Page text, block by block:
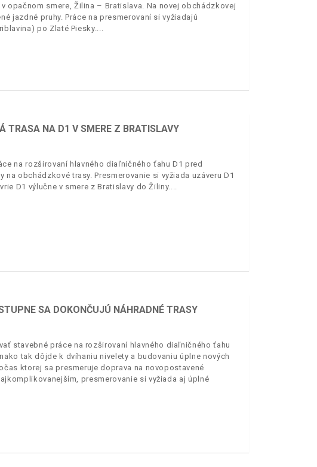
opačnom smere, Žilina – Bratislava. Na novej obchádzkovej
jazdné pruhy. Práce na presmerovaní si vyžiadajú
po Zlaté Piesky.
TRASA NA D1 V SMERE Z BRATISLAVY
na rozširovaní hlavného diaľničného ťahu D1 pred
obchádzkové trasy. Presmerovanie si vyžiada uzáveru D1
D1 výlučne v smere z Bratislavy do Žiliny.
SA DOKONČUJÚ NÁHRADNÉ TRASY
stavebné práce na rozširovaní hlavného diaľničného ťahu
tak dôjde k dvíhaniu nivelety a budovaniu úplne nových
ktorej sa presmeruje doprava na novopostavené
presmerovanie si vyžiada aj úplné